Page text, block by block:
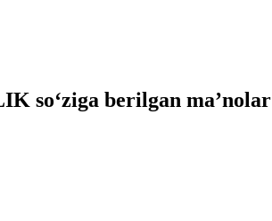
so‘ziga berilgan ma’nolar